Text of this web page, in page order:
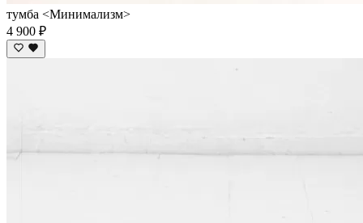
тумба <Минимализм>
4 900 ₽